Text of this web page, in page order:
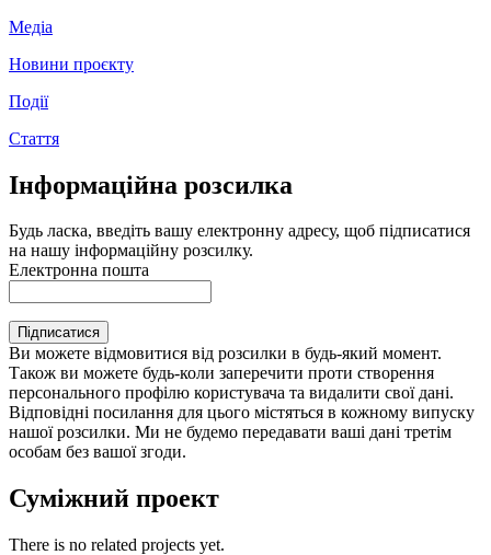
Медіа
Новини проєкту
Події
Стаття
Інформаційна розсилка
Будь ласка, введіть вашу електронну адресу, щоб підписатися
на нашу інформаційну розсилку.
Електронна пошта
Підписатися
Ви можете відмовитися від розсилки в будь-який момент.
Також ви можете будь-коли заперечити проти створення
персонального профілю користувача та видалити свої дані.
Відповідні посилання для цього містяться в кожному випуску
нашої розсилки. Ми не будемо передавати ваші дані третім
особам без вашої згоди.
Суміжний проект
There is no related projects yet.